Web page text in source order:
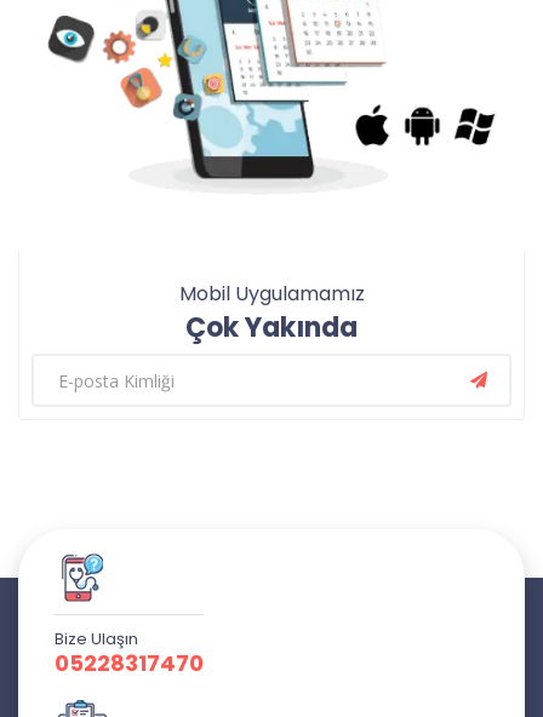
Mobil Uygulamamız
Çok Yakında
Bize Ulaşın
05228317470